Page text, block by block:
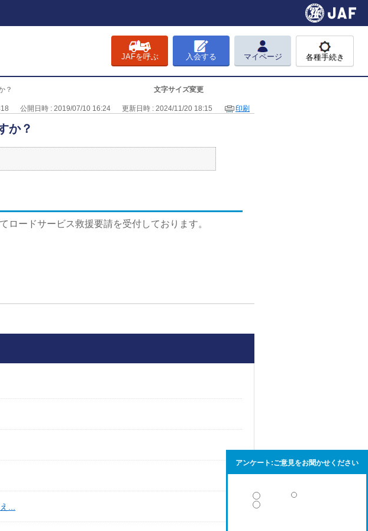
JAFを呼ぶ 入会する マイページ 各種手続き
文字サイズ変更
？
公開日時 : 2019/07/10 16:24 更新日時 : 2024/11/20 18:15 印刷
か？
ロードサービス救援要請を受付しております。
...
アンケート:ご意見をお聞かせください